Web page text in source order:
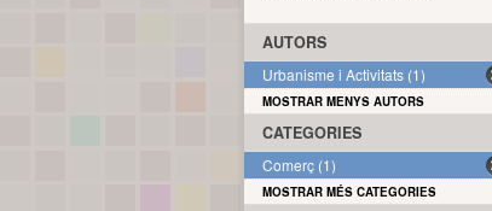
AUTORS
Urbanisme i Activitats (1)
MOSTRAR MENYS AUTORS
CATEGORIES
Comerç (1)
MOSTRAR MÉS CATEGORIES